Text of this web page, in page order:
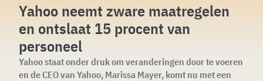
Yahoo neemt zware maatregelen
en ontslaat 15 procent van
personeel
Yahoo staat onder druk om veranderingen door te voeren
en de CEO van Yahoo, Marissa Mayer, komt nu met een